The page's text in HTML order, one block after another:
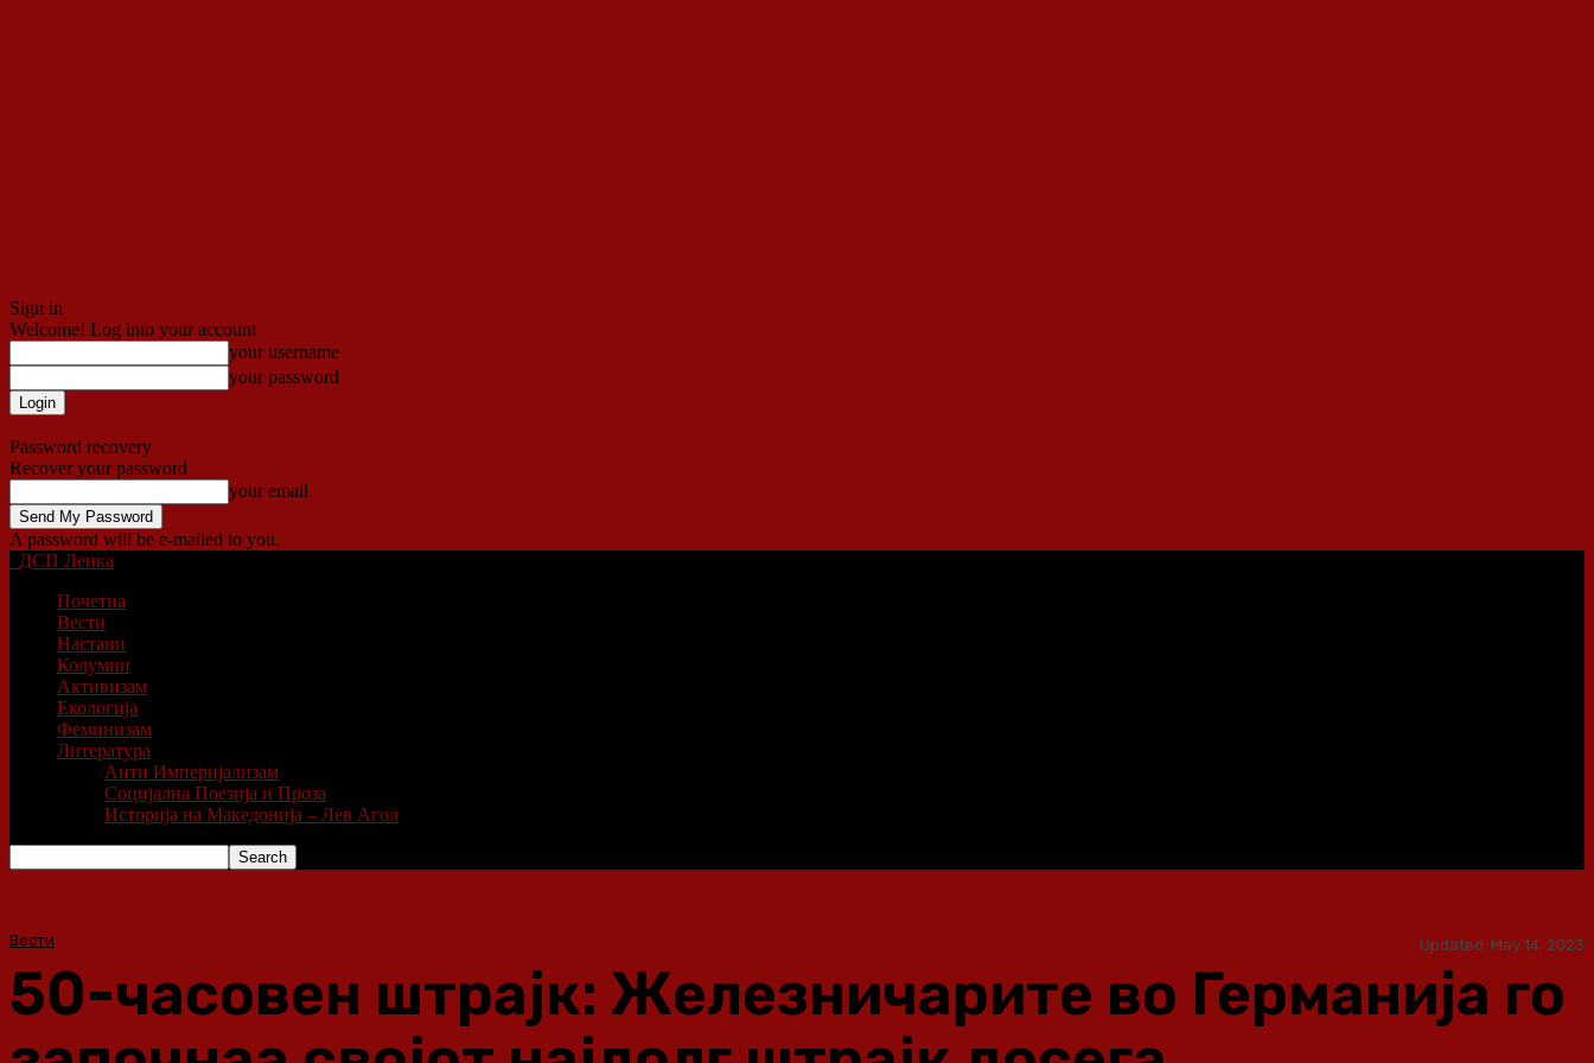
Sign in
Welcome! Log into your account
your username
your password
Password recovery
Recover your password
your email
A password will be e-mailed to you.
ДСП Ленка
Почетна
Вести
Настани
Колумни
Активизам
Екологија
Феминизам
Литература
Анти Империјализам
Социјална Поезија и Проза
Историја на Македонија – Лев Агол
Вести Updated: May 14, 2023
50-часовен штрајк: Железничарите во Германија го